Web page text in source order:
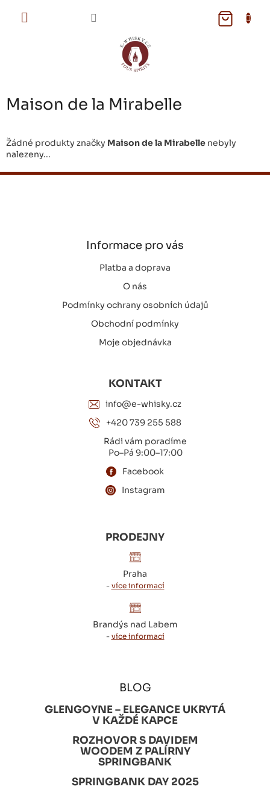
NÁKUPNÍ
Maison de la Mirabelle
Žádné produkty značky Maison de la Mirabelle nebyly
nalezeny...
Z
Informace pro vás
Platba a doprava
O nás
Podmínky ochrany osobních údajů
Obchodní podmínky
Moje objednávka
KONTAKT
info@e-whisky.cz
+420 739 255 588
Rádi vám poradíme
Po–Pá 9:00–17:00
Facebook
Instagram
PRODEJNY
Praha
- více informací
Brandýs nad Labem
- více informací
BLOG
GLENGOYNE – ELEGANCE UKRYTÁ
V KAŽDÉ KAPCE
ROZHOVOR S DAVIDEM
WOODEM Z PALÍRNY
SPRINGBANK
SPRINGBANK DAY 2025